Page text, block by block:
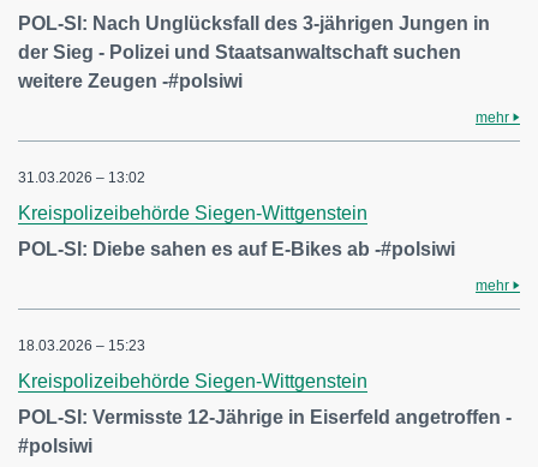
POL-SI: Nach Unglücksfall des 3-jährigen Jungen in
der Sieg - Polizei und Staatsanwaltschaft suchen
weitere Zeugen -#polsiwi
mehr
31.03.2026 – 13:02
Kreispolizeibehörde Siegen-Wittgenstein
POL-SI: Diebe sahen es auf E-Bikes ab -#polsiwi
mehr
18.03.2026 – 15:23
Kreispolizeibehörde Siegen-Wittgenstein
POL-SI: Vermisste 12-Jährige in Eiserfeld angetroffen -
#polsiwi